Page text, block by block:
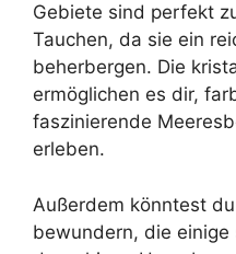
Gebiete sind perfekt
Tauchen, da sie ein
beherbergen. Die
ermöglichen es dir,
faszinierende
erleben.
Außerdem könntest
bewundern, die